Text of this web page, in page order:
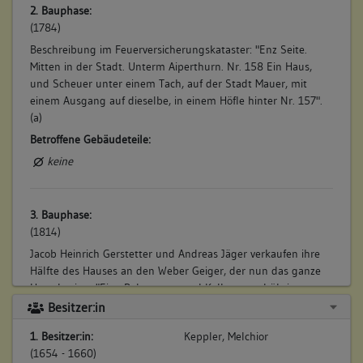
2. Bauphase:
(1784)
Beschreibung im Feuerversicherungskataster: "Enz Seite.
Mitten in der Stadt. Unterm Aiperthurn. Nr. 158 Ein Haus,
und Scheuer unter einem Tach, auf der Stadt Mauer, mit
einem Ausgang auf dieselbe, in einem Höfle hinter Nr. 157".
(a)
Betroffene Gebäudeteile:
keine
3. Bauphase:
(1814)
Jacob Heinrich Gerstetter und Andreas Jäger verkaufen ihre
Hälfte des Hauses an den Weber Geiger, der nun das ganze
Haus besitzt: "Eine Behausung und Keller ... und übrige
Hofreithe, unten in der Stadt, an der Stadtmauer und
Betroffene Gebäudeteile:
Besitzer:in
1. Besitzer:in:
(1654 - 1660)
Keppler, Melchior